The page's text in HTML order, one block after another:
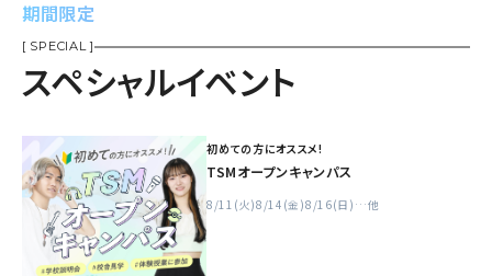
期間限定
[ SPECIAL ]
スペシャルイベント
初めての方にオススメ!
TSMオープンキャンパス
8/11(火)8/14(金)8/16(日) …他